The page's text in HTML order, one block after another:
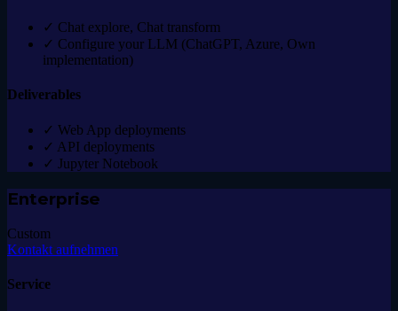
✓ Chat explore, Chat transform
✓ Configure your LLM (ChatGPT, Azure, Own
implementation)
Deliverables
✓ Web App deployments
✓ API deployments
✓ Jupyter Notebook
Enterprise
Custom
Kontakt aufnehmen
Service